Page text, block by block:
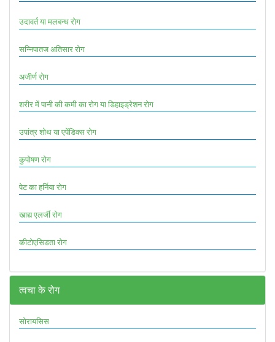
उदावर्त या मलबन्ध रोग
सन्निपातज अतिसार रोग
अजीर्ण रोग
शरीर में पानी की कमी का रोग या डिहाइड्रेशन रोग
उपांत्र शोथ या एपेंडिक्स रोग
कुपोषण रोग
पेट का हर्निया रोग
खाद्य एलर्जी रोग
कीटोएसिडता रोग
त्वचा के रोग
सोरायसिस